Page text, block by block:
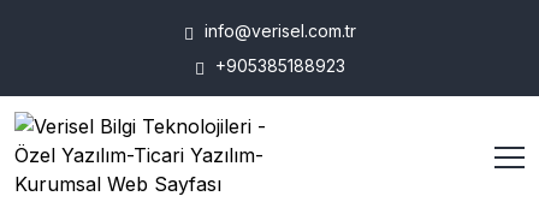
info@verisel.com.tr
+905385188923